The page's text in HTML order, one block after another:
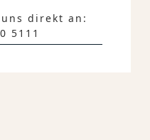
direkt an:
5111